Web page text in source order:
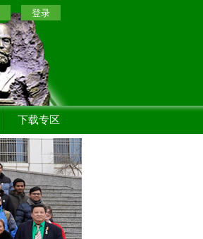
登录
下载专区